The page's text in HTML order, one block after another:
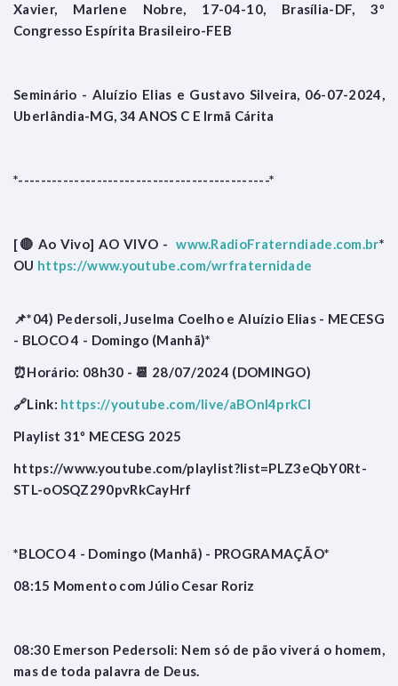
Xavier, Marlene Nobre, 17-04-10, Brasília-DF, 3º
Congresso Espírita Brasileiro-FEB
Seminário - Aluízio Elias e Gustavo Silveira, 06-07-2024,
Uberlândia-MG, 34 ANOS C E Irmã Cárita
*---------------------------------------------*
[🔴 Ao Vivo] AO VIVO -www.RadioFraterndiade.com.br*
OU https://www.youtube.com/wrfraternidade
📌*04) Pedersoli, Juselma Coelho e Aluízio Elias - MECESG
- BLOCO 4 - Domingo (Manhã)*
⏰Horário: 08h30 - 📆 28/07/2024 (DOMINGO)
🔗Link: https://youtube.com/live/aBOnl4prkCI
Playlist 31º MECESG 2025
https://www.youtube.com/playlist?list=PLZ3eQbY0Rt-
STL-oOSQZ290pvRkCayHrf
*BLOCO 4 - Domingo (Manhã) - PROGRAMAÇÃO*
08:15 Momento com Júlio Cesar Roriz
08:30 Emerson Pedersoli: Nem só de pão viverá o homem,
mas de toda palavra de Deus.